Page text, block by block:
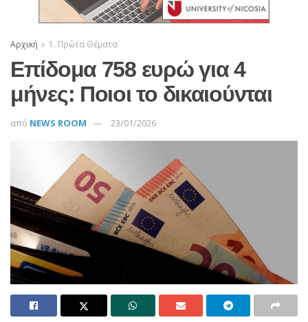
Αρχική 1. Πρώτα Θέματα
Επίδομα 758 ευρώ για 4
μήνες: Ποιοι το δικαιούνται
από NEWS ROOM 23/01/2026